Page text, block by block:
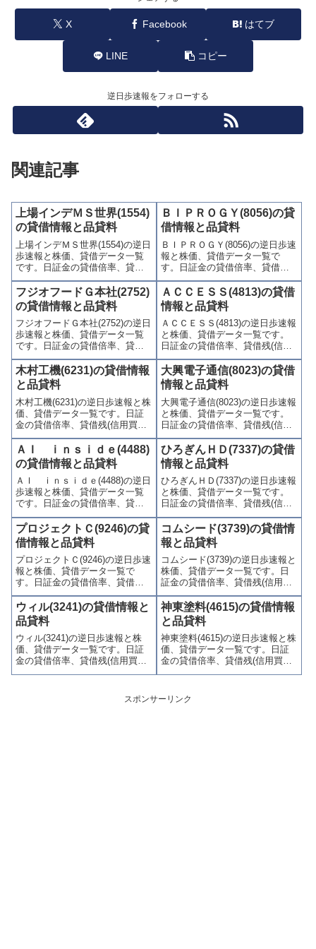
X Facebook はてブ
LINE コピー
逆日歩速報をフォローする
関連記事
上場インデＭＳ世界(1554)
の貸借情報と品貸料
上場インデＭＳ世界(1554)の逆日
歩速報と株価、貸借データ一覧
です。日証金の貸借倍率、貸借
残(信用買残、信用売残)、品貸料
(逆日歩)、東証の週末残高、規制
(注意喚起・申込停止)など、空売
り関連情報を集計し、図解でわ
かりやすくまとめて掲載してい
ます。
ＢＩＰＲＯＧＹ(8056)の貸
借情報と品貸料
ＢＩＰＲＯＧＹ(8056)の逆日歩速
報と株価、貸借データ一覧で
す。日証金の貸借倍率、貸借残
(信用買残、信用売残)、品貸料
(逆日歩)、東証の週末残高、規制
(注意喚起・申込停止)など、空売
り関連情報を集計し、図解でわ
かりやすくまとめて掲載してい
ます。
フジオフードＧ本社(2752)
の貸借情報と品貸料
フジオフードＧ本社(2752)の逆日
歩速報と株価、貸借データ一覧
です。日証金の貸借倍率、貸借
残(信用買残、信用売残)、品貸料
(逆日歩)、東証の週末残高、規制
(注意喚起・申込停止)など、空売
り関連情報を集計し、図解でわ
かりやすくまとめて掲載してい
ます。
ＡＣＣＥＳＳ(4813)の貸借
情報と品貸料
ＡＣＣＥＳＳ(4813)の逆日歩速報
と株価、貸借データ一覧です。
日証金の貸借倍率、貸借残(信用
買残、信用売残)、品貸料(逆日
歩)、東証の週末残高、規制(注意
喚起・申込停止)など、空売り関
連情報を集計し、図解でわかり
やすくまとめて掲載していま
す。
木村工機(6231)の貸借情報
と品貸料
木村工機(6231)の逆日歩速報と株
価、貸借データ一覧です。日証
金の貸借倍率、貸借残(信用買
残、信用売残)、品貸料(逆日
歩)、東証の週末残高、規制(注意
喚起・申込停止)など、空売り関
連情報を集計し、図解でわかり
やすくまとめて掲載していま
す。
大興電子通信(8023)の貸借
情報と品貸料
大興電子通信(8023)の逆日歩速報
と株価、貸借データ一覧です。
日証金の貸借倍率、貸借残(信用
買残、信用売残)、品貸料(逆日
歩)、東証の週末残高、規制(注意
喚起・申込停止)など、空売り関
連情報を集計し、図解でわかり
やすくまとめて掲載していま
す。
ＡＩ ｉｎｓｉｄｅ(4488)
の貸借情報と品貸料
ＡＩ ｉｎｓｉｄｅ(4488)の逆日
歩速報と株価、貸借データ一覧
です。日証金の貸借倍率、貸借
残(信用買残、信用売残)、品貸料
(逆日歩)、東証の週末残高、規制
(注意喚起・申込停止)など、空売
り関連情報を集計し、図解でわ
かりやすくまとめて掲載してい
ます。
ひろぎんＨＤ(7337)の貸借
情報と品貸料
ひろぎんＨＤ(7337)の逆日歩速報
と株価、貸借データ一覧です。
日証金の貸借倍率、貸借残(信用
買残、信用売残)、品貸料(逆日
歩)、東証の週末残高、規制(注意
喚起・申込停止)など、空売り関
連情報を集計し、図解でわかり
やすくまとめて掲載していま
す。
プロジェクトＣ(9246)の貸
借情報と品貸料
プロジェクトＣ(9246)の逆日歩速
報と株価、貸借データ一覧で
す。日証金の貸借倍率、貸借残
(信用買残、信用売残)、品貸料
(逆日歩)、東証の週末残高、規制
(注意喚起・申込停止)など、空売
り関連情報を集計し、図解でわ
かりやすくまとめて掲載してい
ます。
コムシード(3739)の貸借情
報と品貸料
コムシード(3739)の逆日歩速報と
株価、貸借データ一覧です。日
証金の貸借倍率、貸借残(信用買
残、信用売残)、品貸料(逆日
歩)、東証の週末残高、規制(注意
喚起・申込停止)など、空売り関
連情報を集計し、図解でわかり
やすくまとめて掲載していま
す。
ウィル(3241)の貸借情報と
品貸料
ウィル(3241)の逆日歩速報と株
価、貸借データ一覧です。日証
金の貸借倍率、貸借残(信用買
残、信用売残)、品貸料(逆日
喚起・申込停止)など、空売り関
連情報を集計し、図解でわかり
神東塗料(4615)の貸借情報
と品貸料
神東塗料(4615)の逆日歩速報と株
価、貸借データ一覧です。日証
金の貸借倍率、貸借残(信用買
残、信用売残)、品貸料(逆日
喚起・申込停止)など、空売り関
連情報を集計し、図解でわかり
スポンサーリンク